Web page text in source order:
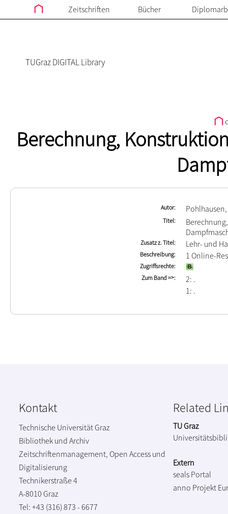
Zeitschriften Bücher
TUGraz DIGITAL Library
Berechnung,
Autor
Titel
Zusatz z. Titel Lehr- und
Beschreibung 1 Online-
Zugriffsrechte
Zum Band =>
2:
1:
Kontakt
Technische Universität Graz
Bibliothek und Archiv
Zeitschriftenmanagement, Open Access und
Digitalisierung
Technikerstraße 4
A-8010 Graz
Tel: +43 (316) 873 - 6677
Related
TU Graz
Extern
seals Portal
anno Projekt